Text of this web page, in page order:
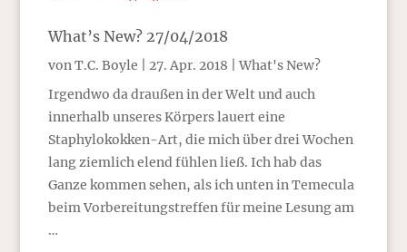
What’s New? 27/04/2018
vonT.C. Boyle 27. Apr. 2018 |What's New?
Irgendwo da draußen in der Welt und auch
innerhalb unseres Körpers lauert eine
Staphylokokken-Art, die mich über drei Wochen
lang ziemlich elend fühlen ließ. Ich hab das
Ganze kommen sehen, als ich unten in Temecula
beim Vorbereitungstreffen für meine Lesung am
…